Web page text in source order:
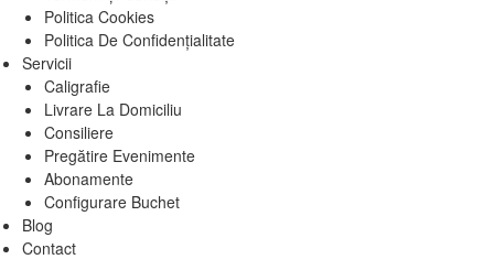
Politica Cookies
Politica De Confidențialitate
Servicii
Caligrafie
Livrare La Domiciliu
Consiliere
Pregătire Evenimente
Abonamente
Configurare Buchet
Blog
Contact